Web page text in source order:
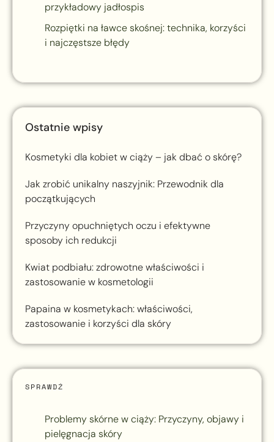
przykładowy jadłospis
Rozpiętki na ławce skośnej: technika, korzyści
i najczęstsze błędy
Ostatnie wpisy
Kosmetyki dla kobiet w ciąży – jak dbać o skórę?
Jak zrobić unikalny naszyjnik: Przewodnik dla
początkujących
Przyczyny opuchniętych oczu i efektywne
sposoby ich redukcji
Kwiat podbiału: zdrowotne właściwości i
zastosowanie w kosmetologii
Papaina w kosmetykach: właściwości,
zastosowanie i korzyści dla skóry
SPRAWDŹ
Problemy skórne w ciąży: Przyczyny, objawy i
pielęgnacja skóry